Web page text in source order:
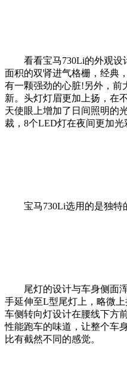
看看宝马730Li的外观设
面积的双肾进气格栅，经典
有一颗强劲的心脏!另外，前
新。头灯灯眉更加上扬，在
天使眼上增加了日间照明的
裁，8个LED灯在夜间更加光
宝马730Li选用的是独特
尾灯的设计与车身侧面浑
手延伸至L型尾灯上，略微上
车侧转向灯设计在腰线下方
性能跑车的味道，让整个车
比有截然不同的感觉。